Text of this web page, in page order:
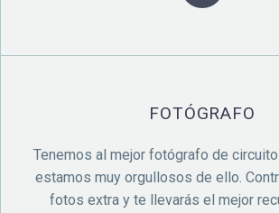
FOTÓGRAFO
Tenemos al mejor fotógrafo de
estamos muy orgullosos de ello.
fotos extra y te llevarás el mejor